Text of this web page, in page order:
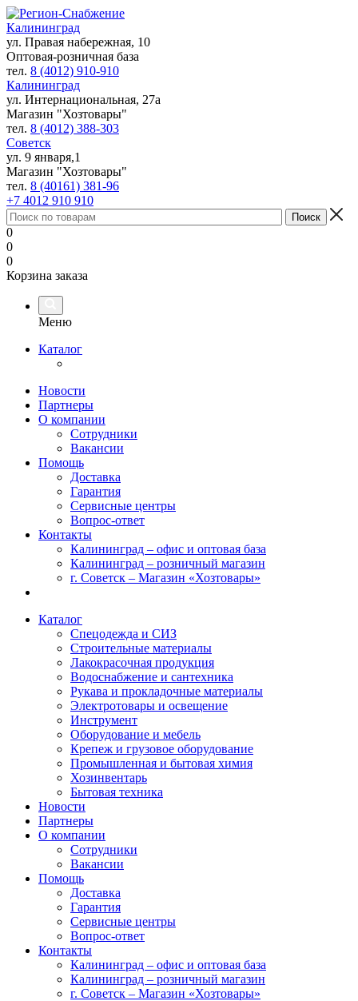
Калининград
ул. Правая набережная, 10
Оптовая-розничная база
тел. 8 (4012) 910-910
Калининград
ул. Интернациональная, 27а
Магазин "Хозтовары"
тел. 8 (4012) 388-303
Советск
ул. 9 января,1
Магазин "Хозтовары"
тел. 8 (40161) 381-96
+7 4012 910 910
0
0
0
Корзина заказа
Меню
Каталог
Новости
Партнеры
О компании
Сотрудники
Вакансии
Помощь
Доставка
Гарантия
Сервисные центры
Вопрос-ответ
Контакты
Калининград – офис и оптовая база
Калининград – розничный магазин
г. Советск – Магазин «Хозтовары»
Каталог
Спецодежда и СИЗ
Строительные материалы
Лакокрасочная продукция
Водоснабжение и сантехника
Рукава и прокладочные материалы
Электротовары и освещение
Инструмент
Оборудование и мебель
Крепеж и грузовое оборудование
Промышленная и бытовая химия
Хозинвентарь
Бытовая техника
Новости
Партнеры
О компании
Сотрудники
Вакансии
Помощь
Доставка
Гарантия
Сервисные центры
Вопрос-ответ
Контакты
Калининград – офис и оптовая база
Калининград – розничный магазин
г. Советск – Магазин «Хозтовары»